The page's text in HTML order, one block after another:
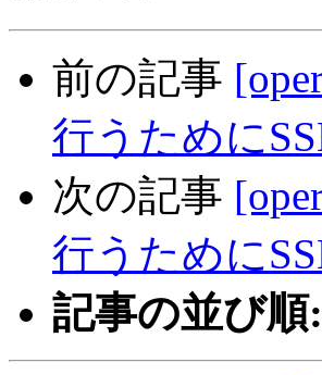
前の記事
行うために
次の記事
行うために
記事の並び順: